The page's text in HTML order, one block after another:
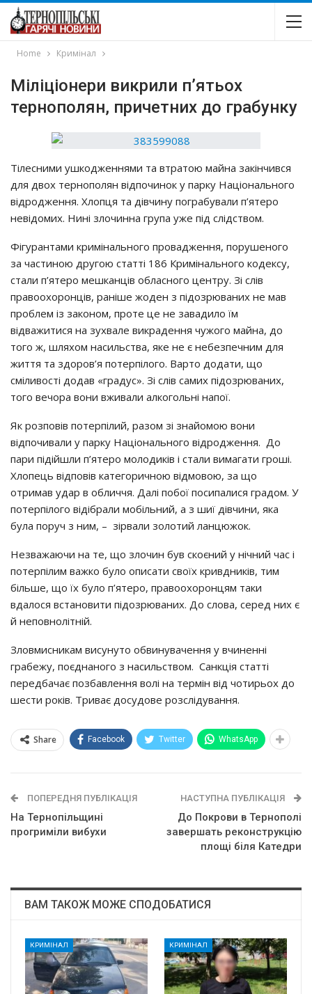
Home Кримінал
Міліціонери викрили п’ятьох
тернополян, причетних до грабунку
Тілесними ушкодженнями та втратою майна закінчився
для двох тернополян відпочинок у парку Національного
відродження. Хлопця та дівчину пограбували п’ятеро
невідомих. Нині злочинна група уже під слідством.
Фігурантами кримінального провадження, порушеного
за частиною другою статті 186 Кримінального кодексу,
стали п’ятеро мешканців обласного центру. Зі слів
правоохоронців, раніше жоден з підозрюваних не мав
проблем із законом, проте це не завадило їм
відважитися на зухвале викрадення чужого майна, до
того ж, шляхом насильства, яке не є небезпечним для
життя та здоров’я потерпілого. Варто додати, що
сміливості додав «градус». Зі слів самих підозрюваних,
того вечора вони вживали алкогольні напої.
Як розповів потерпілий, разом зі знайомою вони
відпочивали у парку Національного відродження. До
пари підійшли п’ятеро молодиків і стали вимагати гроші.
Хлопець відповів категоричною відмовою, за що
отримав удар в обличчя. Далі побої посипалися градом. У
потерпілого відібрали мобільний, а з шиї дівчини, яка
була поруч з ним, – зірвали золотий ланцюжок.
Незважаючи на те, що злочин був скоєний у нічний час і
потерпілим важко було описати своїх кривдників, тим
більше, що їх було п’ятеро, правоохоронцям таки
вдалося встановити підозрюваних. До слова, серед них є
й неповнолітній.
Зловмисникам висунуто обвинувачення у вчиненні
грабежу, поєднаного з насильством. Санкція статті
передбачає позбавлення волі на термін від чотирьох до
шести років. Триває досудове розслідування.
Share Facebook Twitter WhatsApp
ПОПЕРЕДНЯ ПУБЛІКАЦІЯ
На Тернопільщині
прогриміли вибухи
НАСТУПНА ПУБЛІКАЦІЯ
До Покрови в Тернополі
завершать реконструкцію
площі біля Катедри
ВАМ ТАКОЖ МОЖЕ СПОДОБАТИСЯ
КРИМІНАЛ КРИМІНАЛ